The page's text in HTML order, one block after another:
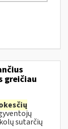
greičiau
sutarčių